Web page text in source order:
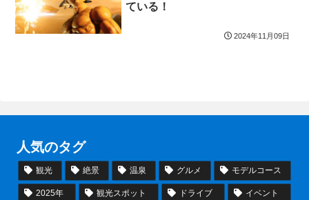
ている！
2024年11月09日
人気のタグ
観光 絶景 温泉 グルメ モデルコース
2025年 観光スポット ドライブ イベント